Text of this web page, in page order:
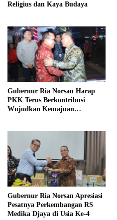
Religius dan Kaya Budaya
Gubernur Ria Norsan Harap
PKK Terus Berkontribusi
Wujudkan Kemajuan
Gubernur Ria Norsan Apresiasi
Pesatnya Perkembangan RS
Medika Djaya di Usia Ke-4